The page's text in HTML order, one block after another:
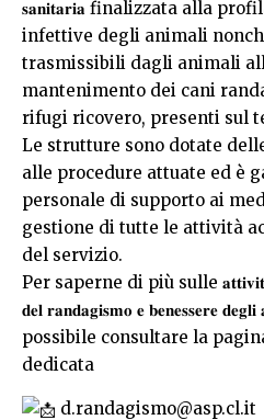
𝐬𝐚𝐧𝐢𝐭𝐚𝐫𝐢𝐚 finalizzata alla
infettive degli animali
trasmissibili dagli animali
mantenimento dei cani
rifugi ricovero, presenti sul
Le strutture sono dotate
alle procedure attuate ed è
personale di supporto ai
gestione di tutte le attività
del servizio.
Per saperne di più sulle 𝐚𝐭𝐭𝐢𝐯𝐢𝐭𝐚̀
𝐝𝐞𝐥 𝐫𝐚𝐧𝐝𝐚𝐠𝐢𝐬𝐦𝐨 𝐞 𝐛𝐞𝐧𝐞𝐬𝐬𝐞𝐫𝐞 𝐝𝐞𝐠𝐥𝐢
possibile consultare la
dedicata
d.randagismo@asp.cl.it